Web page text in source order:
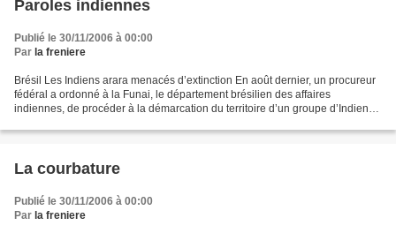
Paroles indiennes
Publié le 30/11/2006 à 00:00
Par la freniere
Brésil Les Indiens arara menacés d’extinction En août dernier, un procureur
fédéral a ordonné à la Funai, le département brésilien des affaires
indiennes, de procéder à la démarcation du territoire d’un groupe d’Indiens
La courbature
Publié le 30/11/2006 à 00:00
Par la freniere